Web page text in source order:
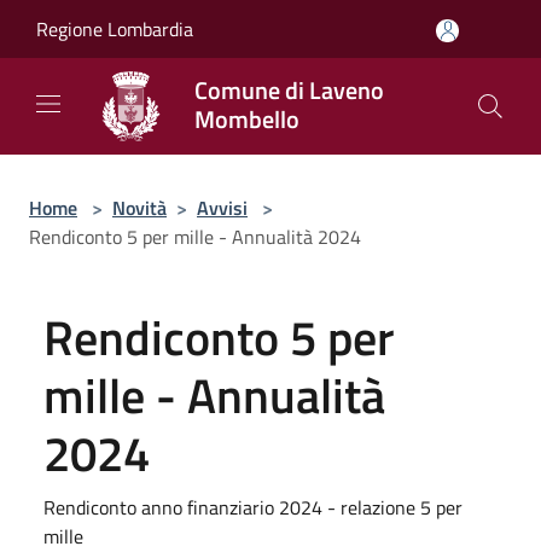
Regione Lombardia
Comune di Laveno
Mombello
Home > Novità > Avvisi >
Rendiconto 5 per mille - Annualità 2024
Rendiconto 5 per
mille - Annualità
2024
Rendiconto anno finanziario 2024 - relazione 5 per
mille